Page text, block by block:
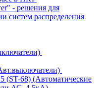
- решения для
систем распределения
(ST-68) (Автоматические